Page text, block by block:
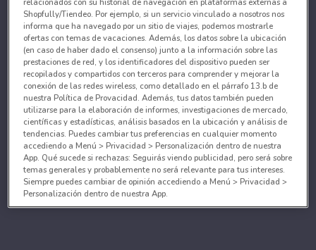
relacionados con su historial de navegación en plataformas externas a
Shopfully/Tiendeo. Por ejemplo, si un servicio vinculado a nosotros nos
informa que ha navegado por un sitio de viajes, podemos mostrarle
ofertas con temas de vacaciones. Además, los datos sobre la ubicación
(en caso de haber dado el consenso) junto a la información sobre las
prestaciones de red, y los identificadores del dispositivo pueden ser
recopilados y compartidos con terceros para comprender y mejorar la
conexión de las redes wireless, como detallado en el párrafo 13.b de
nuestra Política de Provacidad. Además, tus datos también pueden
utilizarse para la elaboración de informes, investigaciones de mercado,
científicas y estadísticas, análisis basados en la ubicación y análisis de
tendencias. Puedes cambiar tus preferencias en cualquier momento
accediendo a Menú > Privacidad > Personalización dentro de nuestra
App. Qué sucede si rechazas: Seguirás viendo publicidad, pero será sobre
temas generales y probablemente no será relevante para tus intereses.
Siempre puedes cambiar de opinión accediendo a Menú > Privacidad >
Personalización dentro de nuestra App.